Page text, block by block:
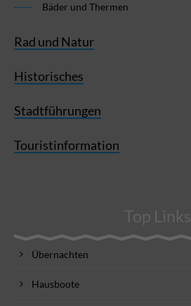
Bäder und Thermen
Rad und Natur
Historisches
Stadtführungen
Touristinformation
Top Links
Übernachten
Hausboote